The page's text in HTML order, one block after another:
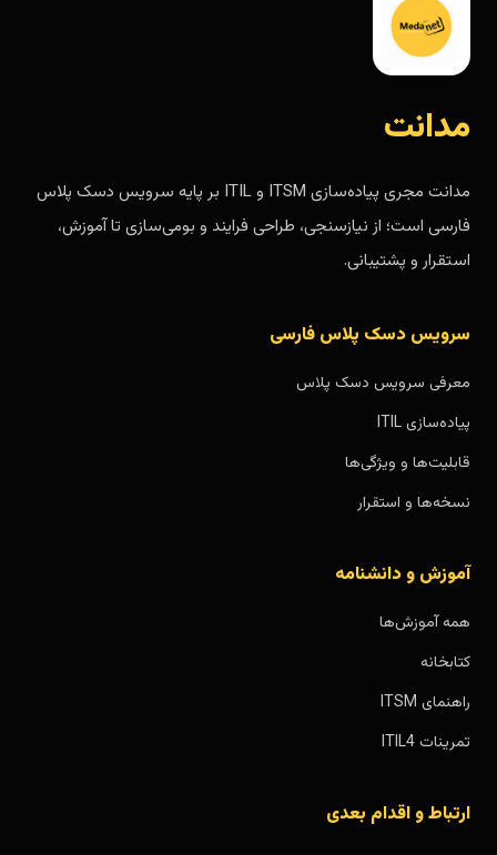
مدانت
مدانت مجری پیاده‌سازی ITSM و ITIL بر پایه سرویس دسک پلاس
فارسی است؛ از نیازسنجی، طراحی فرایند و بومی‌سازی تا آموزش،
استقرار و پشتیبانی.
سرویس دسک پلاس فارسی
معرفی سرویس دسک پلاس
پیاده‌سازی ITIL
قابلیت‌ها و ویژگی‌ها
نسخه‌ها و استقرار
آموزش و دانشنامه
همه آموزش‌ها
کتابخانه
راهنمای ITSM
تمرینات ITIL4
ارتباط و اقدام بعدی